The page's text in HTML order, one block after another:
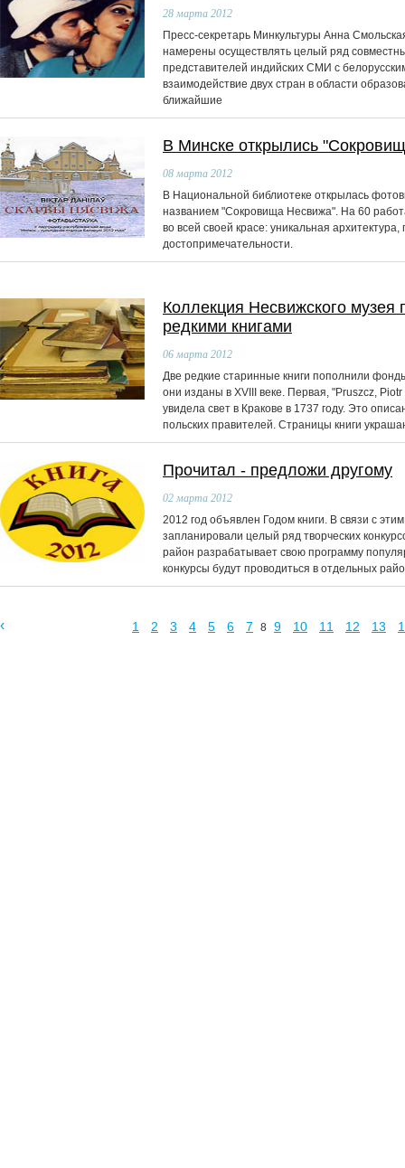
28 марта 2012
Пресс-секретарь Минкультуры Анна
намерены осуществлять целый ряд
представителей индийских СМИ с
взаимодействие двух стран в области
ближайшие
В Минске открылись
08 марта 2012
В Национальной библиотеке открылась
названием "Сокровища Несвижа". На 60
во всей своей красе: уникальная архитектура,
достопримечательности.
Коллекция Несвижского музея
редкими книгами
06 марта 2012
Две редкие старинные книги пополнили
они изданы в XVIII веке. Первая, "Pruszcz,
увидела свет в Кракове в 1737 году. Это
польских правителей. Страницы книги
Прочитал - предложи другому
02 марта 2012
2012 год объявлен Годом книги. В связи с
запланировали целый ряд творческих
район разрабатывает свою программу
конкурсы будут проводиться в отдельных
‹ 1 2 3 4 5 6 7 8 9 10 11 12 13